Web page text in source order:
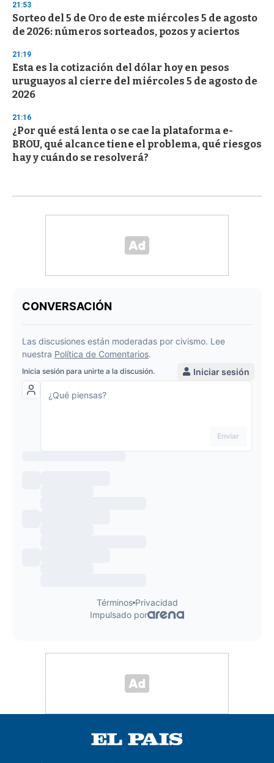
21:53
Sorteo del 5 de Oro de este miércoles 5 de agosto
de 2026: números sorteados, pozos y aciertos
21:19
Esta es la cotización del dólar hoy en pesos
uruguayos al cierre del miércoles 5 de agosto de
2026
21:16
¿Por qué está lenta o se cae la plataforma e-
BROU, qué alcance tiene el problema, qué riesgos
hay y cuándo se resolverá?